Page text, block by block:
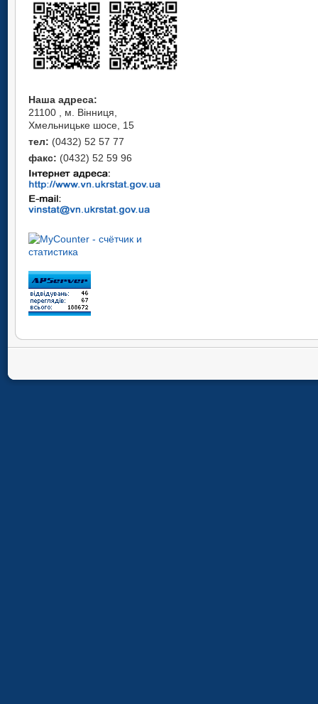
Наша адреса:
21100 , м. Вінниця,
Хмельницьке шосе, 15
тел: (0432) 52 57 77
факс: (0432) 52 59 96